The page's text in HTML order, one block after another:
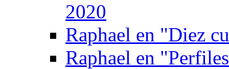
2020
Raphael en "Diez
Raphael en